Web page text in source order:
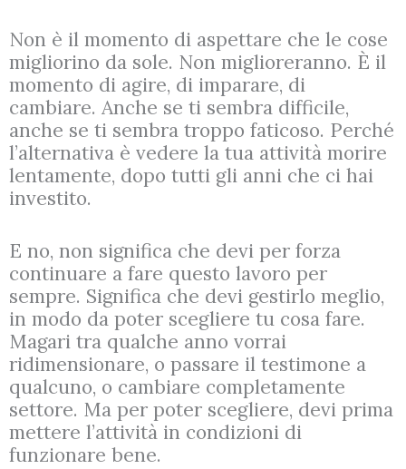
Non è il momento di aspettare che le cose
migliorino da sole. Non miglioreranno. È il
momento di agire, di imparare, di
cambiare. Anche se ti sembra difficile,
anche se ti sembra troppo faticoso. Perché
l’alternativa è vedere la tua attività morire
lentamente, dopo tutti gli anni che ci hai
investito.
E no, non significa che devi per forza
continuare a fare questo lavoro per
sempre. Significa che devi gestirlo meglio,
in modo da poter scegliere tu cosa fare.
Magari tra qualche anno vorrai
ridimensionare, o passare il testimone a
qualcuno, o cambiare completamente
settore. Ma per poter scegliere, devi prima
mettere l’attività in condizioni di
funzionare bene.